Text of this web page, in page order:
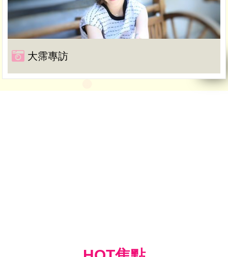
大霈專訪